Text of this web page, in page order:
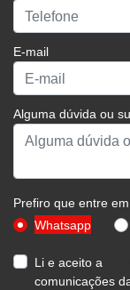
E-mail
Alguma dúvida ou
Prefiro que entre
Whatsapp
Li e aceito a
comunicações